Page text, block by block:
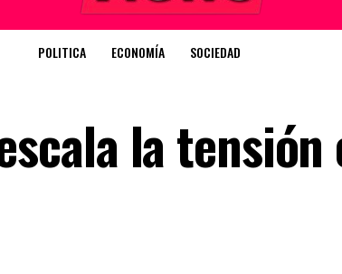
POLITICA ECONOMÍA SOCIEDAD
la tensión